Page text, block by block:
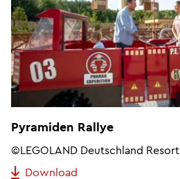
Pyramiden Rallye
©LEGOLAND Deutschland Resort
Download